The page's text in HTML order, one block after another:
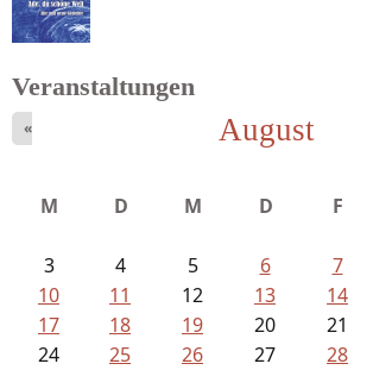
Goetze, Christina - Ade, du schöne...
Veranstaltungen
August
«
M D M D F
3
4 5 6 7
10
11 12 13 14
17
18 19 20 21
24
25 26 27 28